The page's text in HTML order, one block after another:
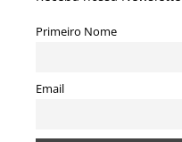
Primeiro Nome
Email